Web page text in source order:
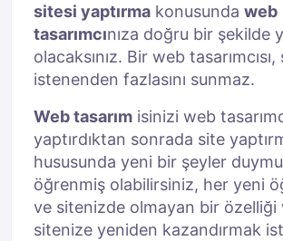
sitesi yaptırma konusunda web
tasarımcınıza doğru bir şekilde
olacaksınız. Bir web tasarımcısı,
istenenden fazlasını sunmaz.
Web tasarım isinizi web
yaptırdıktan sonrada site
hususunda yeni bir şeyler
öğrenmiş olabilirsiniz, her yeni
ve sitenizde olmayan bir özelliği
sitenize yeniden kazandırmak